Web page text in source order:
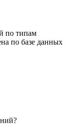
по типам
по базе данных